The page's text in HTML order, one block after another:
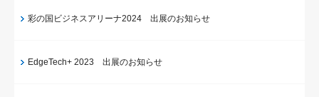
彩の国ビジネスアリーナ2024 出展のお知らせ
EdgeTech+ 2023 出展のお知らせ